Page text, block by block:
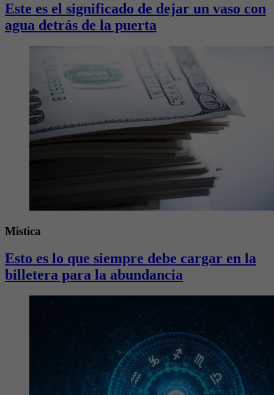
Este es el significado de dejar un vaso con
agua detrás de la puerta
Mistica
Esto es lo que siempre debe cargar en la
billetera para la abundancia